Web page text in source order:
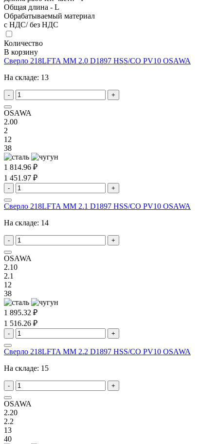
Общая длина - L
Обрабатываемый материал
с НДС/ без НДС
Количество
В корзину
Сверло 218LFTA MM 2.0 D1897 HSS/CO PV10 OSAWA
На складе: 13
- +
OSAWA
2.00
2
12
38
1 814.96 ₽
1 451.97 ₽
- +
Сверло 218LFTA MM 2.1 D1897 HSS/CO PV10 OSAWA
На складе: 14
- +
OSAWA
2.10
2.1
12
38
1 895.32 ₽
1 516.26 ₽
- +
Сверло 218LFTA MM 2.2 D1897 HSS/CO PV10 OSAWA
На складе: 15
- +
OSAWA
2.20
2.2
13
40